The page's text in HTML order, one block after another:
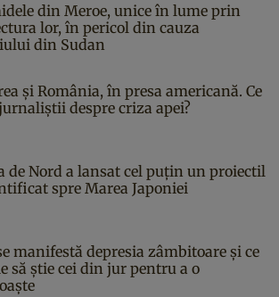
din Meroe, unice în lume prin
lor, în pericol din cauza
din Sudan
și România, în presa americană. Ce
despre criza apei?
de Nord a lansat cel puțin un proiectil
spre Marea Japoniei
manifestă depresia zâmbitoare și ce
să știe cei din jur pentru a o